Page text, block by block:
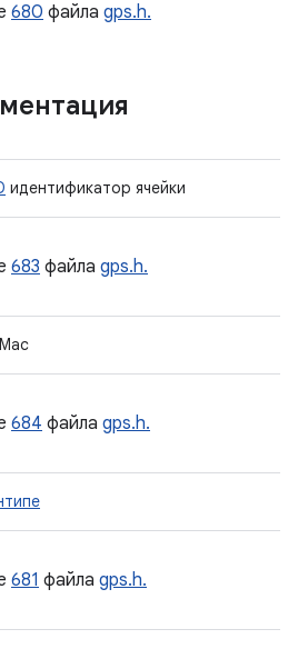
680 файла gps.h.
идентификатор ячейки
683 файла gps.h.
Mac
684 файла gps.h.
681 файла gps.h.